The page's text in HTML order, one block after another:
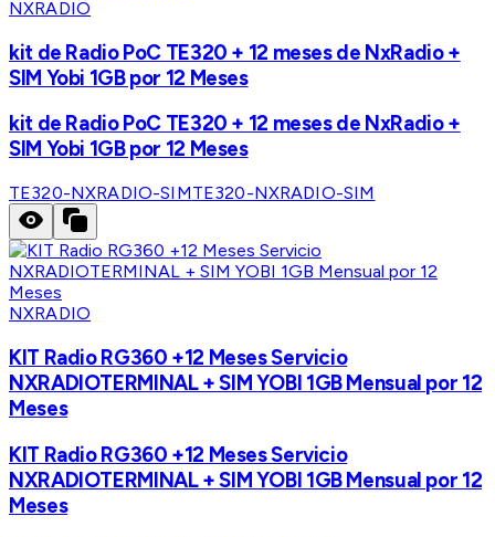
NXRADIO
kit de Radio PoC TE320 + 12 meses de NxRadio +
SIM Yobi 1GB por 12 Meses
kit de Radio PoC TE320 + 12 meses de NxRadio +
SIM Yobi 1GB por 12 Meses
TE320-NXRADIO-SIMTE320-NXRADIO-SIM
NXRADIO
KIT Radio RG360 +12 Meses Servicio
NXRADIOTERMINAL + SIM YOBI 1GB Mensual por 12
Meses
KIT Radio RG360 +12 Meses Servicio
NXRADIOTERMINAL + SIM YOBI 1GB Mensual por 12
Meses